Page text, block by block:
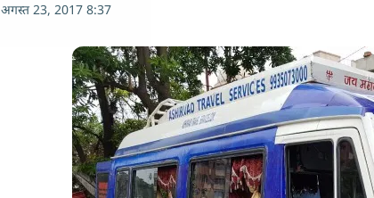
अगस्त 23, 2017 8:37